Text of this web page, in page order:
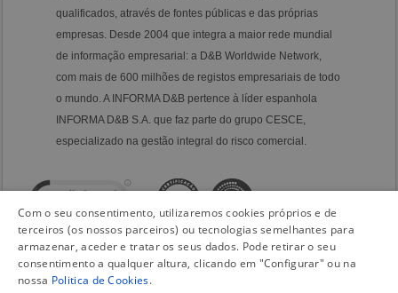
qualificados, através de fontes públicas e das próprias
empresas. Desde 2004 que integra a maior rede mundial
de informação empresarial: a D&B Worldwide Network,
com mais de 600 milhões de registos empresariais de todo
o mundo. A INFORMA D&B pertence à líder espanhola
INFORMA D&B S.A. que faz parte do grupo CESCE,
especializado na gestão integral do risco comercial.
Com o seu consentimento, utilizaremos cookies próprios e de
terceiros (os nossos parceiros) ou tecnologias semelhantes para
armazenar, aceder e tratar os seus dados. Pode retirar o seu
consentimento a qualquer altura, clicando em "Configurar" ou na
nossa Politica de Cookies.